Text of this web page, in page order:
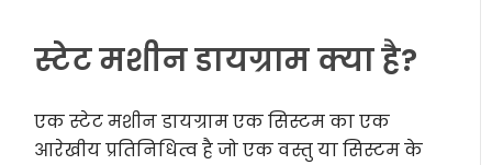
स्टेट मशीन डायग्राम क्या है?
एक स्टेट मशीन डायग्राम एक सिस्टम का एक
आरेखीय प्रतिनिधित्व है जो एक वस्तु या सिस्टम के